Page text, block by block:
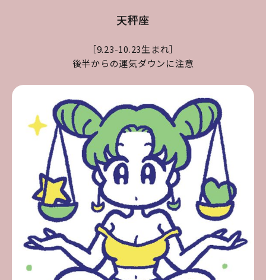
天秤座
［9.23-10.23生まれ］
後半からの運気ダウンに注意